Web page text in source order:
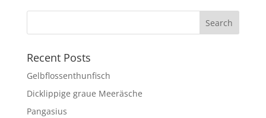
Recent Posts
Gelbflossenthunfisch
Dicklippige graue Meeräsche
Pangasius